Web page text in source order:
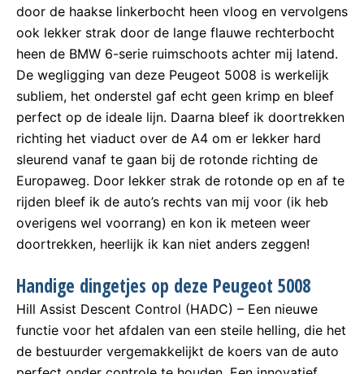
door de haakse linkerbocht heen vloog en vervolgens
ook lekker strak door de lange flauwe rechterbocht
heen de BMW 6-serie ruimschoots achter mij latend.
De wegligging van deze Peugeot 5008 is werkelijk
subliem, het onderstel gaf echt geen krimp en bleef
perfect op de ideale lijn. Daarna bleef ik doortrekken
richting het viaduct over de A4 om er lekker hard
sleurend vanaf te gaan bij de rotonde richting de
Europaweg. Door lekker strak de rotonde op en af te
rijden bleef ik de auto’s rechts van mij voor (ik heb
overigens wel voorrang) en kon ik meteen weer
doortrekken, heerlijk ik kan niet anders zeggen!
Handige dingetjes op deze Peugeot 5008
Hill Assist Descent Control (HADC) – Een nieuwe
functie voor het afdalen van een steile helling, die het
de bestuurder vergemakkelijkt de koers van de auto